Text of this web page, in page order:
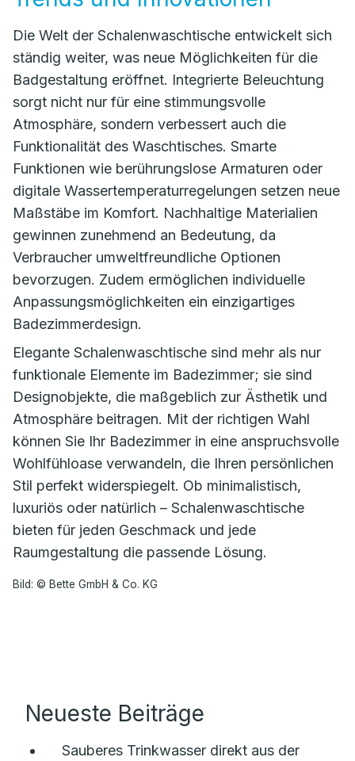
Die Welt der Schalenwaschtische entwickelt sich
ständig weiter, was neue Möglichkeiten für die
Badgestaltung eröffnet. Integrierte Beleuchtung
sorgt nicht nur für eine stimmungsvolle
Atmosphäre, sondern verbessert auch die
Funktionalität des Waschtisches. Smarte
Funktionen wie berührungslose Armaturen oder
digitale Wassertemperaturregelungen setzen neue
Maßstäbe im Komfort. Nachhaltige Materialien
gewinnen zunehmend an Bedeutung, da
Verbraucher umweltfreundliche Optionen
bevorzugen. Zudem ermöglichen individuelle
Anpassungsmöglichkeiten ein einzigartiges
Badezimmerdesign.
Elegante Schalenwaschtische sind mehr als nur
funktionale Elemente im Badezimmer; sie sind
Designobjekte, die maßgeblich zur Ästhetik und
Atmosphäre beitragen. Mit der richtigen Wahl
können Sie Ihr Badezimmer in eine anspruchsvolle
Wohlfühloase verwandeln, die Ihren persönlichen
Stil perfekt widerspiegelt. Ob minimalistisch,
luxuriös oder natürlich – Schalenwaschtische
bieten für jeden Geschmack und jede
Raumgestaltung die passende Lösung.
Bild: © Bette GmbH & Co. KG
Neueste Beiträge
Sauberes Trinkwasser direkt aus der